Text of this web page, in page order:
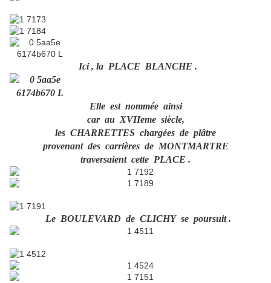
Ici , la PLACE BLANCHE .
Elle est nommée ainsi
car au XVIIeme siècle,
les CHARRETTES chargées de plâtre
provenant des carrières de MONTMARTRE
traversaient cette PLACE .
Le BOULEVARD de CLICHY se poursuit .